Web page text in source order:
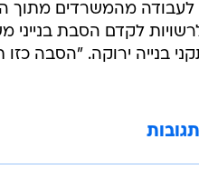
לעבודה מהמשרדים מתוך
לקדם הסבת בנייני
בנייה ירוקה. "הסבה